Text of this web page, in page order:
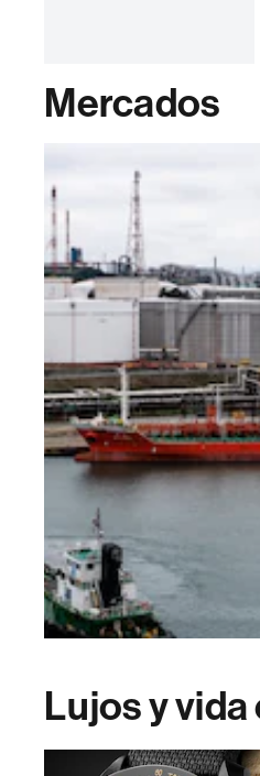
Mercados
Lujos y